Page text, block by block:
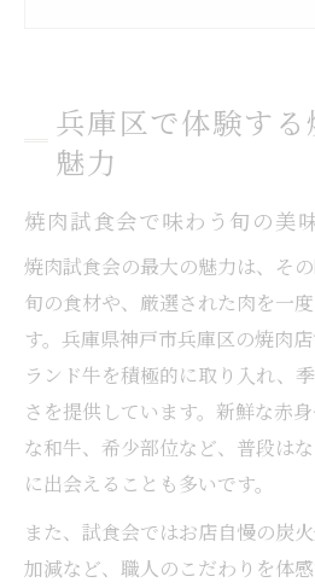
焼肉試食会で出会える
焼肉通も満足する兵庫
焼肉の奥深さを引き出
焼肉の試食会が広げる
焼肉イベントで注目さ
地元で人気の焼肉試食会が
焼肉試食会の評判が高
焼肉好きが集まる話題
焼肉店の試食会が地域
兵庫区で体験す
魅力
焼肉試食会で味わう旬の美
焼肉試食会の最大の魅力は、そ
旬の食材や、厳選された肉を一
す。兵庫県神戸市兵庫区の焼肉
ランド牛を積極的に取り入れ、
さを提供しています。新鮮な赤
な和牛、希少部位など、普段は
に出会えることも多いです。
また、試食会ではお店自慢の炭
加減など、職人のこだわりを体